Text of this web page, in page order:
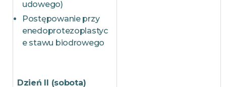
udowego)
Postępowanie przy
enedoprotezoplastyc
e stawu biodrowego
Dzień II (sobota)